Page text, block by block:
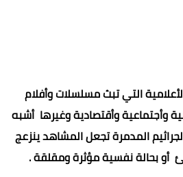
التي تبث مسلسلات وأفلام
وأجتماعية وأقتصادية وغيرها أشبه
المدمرة تجعل المشاهد ينزعج
أو بحالة نفسية مؤثرة ومقلقة .